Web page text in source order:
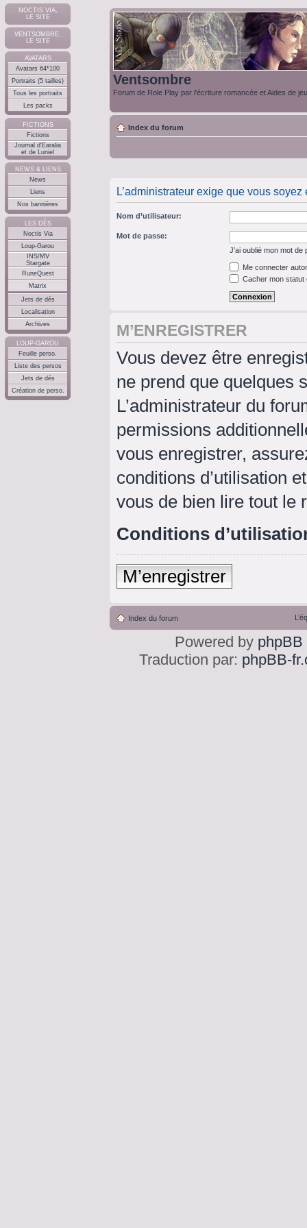
NOCTIS VIA,
LE SITE
VENTSOMBRE,
LE SITE
AVATARS
Avatars 64*100
Portraits (5 tailles)
Tous les portraits
Les packs
FICTIONS
Fictions
Journal d'Earalia
et de Luniel
NEWS & LIENS
News
Liens
Nos bannières
LES DÉS
Noctis Via
Loup-Garou
INS/MV
Stargate
RuneQuest
Matrix
Jets de dés
Localisation
Archives
LOUP-GAROU
Feuille perso.
Liste des persos
Jets de dés
Création de perso.
Ventsombre
Forum de Role Play par l'écriture romancée et Aides de
Index du forum
L’administrateur exige que vous
Nom d’utilisateur:
Mot de passe:
J’ai oublié mon mot de
Me connecter
Cacher mon statut
M’ENREGISTRER
Vous devez être
ne prend que quelques
L’administrateur du
permissions
vous enregistrer,
conditions d’utilisation
vous de bien lire tout le
Conditions
M’enregistrer
Index du forum
Powered by phpBB
Traduction par: phpBB-